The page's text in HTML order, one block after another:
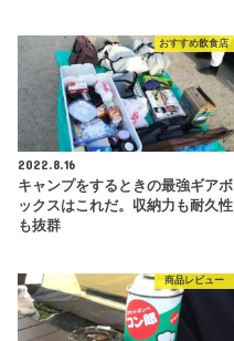
おすすめ飲食店
2022.8.16
キャンプをするときの最強ギアボ
ックスはこれだ。収納力も耐久性
も抜群
商品レビュー